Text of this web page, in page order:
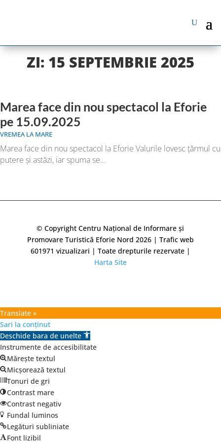
ZI: 15 SEPTEMBRIE 2025
Marea face din nou spectacol la Eforie
pe 15.09.2025
VREMEA LA MARE
Marea face din nou spectacol la Eforie Valurile lovesc țărmul cu
putere și astăzi, iar spuma se...
© Copyright Centru Național de Informare și
Promovare Turistică Eforie Nord 2026 | Trafic web
601971 vizualizari | Toate drepturile rezervate |
Harta Site
Translate »
Sari la conținut
Deschide bara de unelte
Instrumente de accesibilitate
Mărește textul
Micșorează textul
Tonuri de gri
Contrast mare
Contrast negativ
Fundal luminos
Legături subliniate
Font lizibil